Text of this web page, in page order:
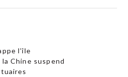
l’île
la Chine suspend